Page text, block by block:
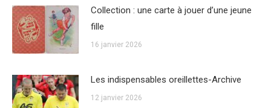
Collection : une carte à jouer d’une jeune
fille
16 janvier 2026
Les indispensables oreillettes-Archive
12 janvier 2026